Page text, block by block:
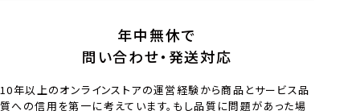
年中無休で
問い合わせ・発送対応
10年以上のオンラインストアの運営経験から商品とサービス品
質への信用を第一に考えています。もし品質に問題があった場